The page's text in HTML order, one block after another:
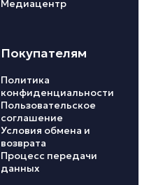
Медиацентр
Покупателям
Политика
конфиденциальности
Пользовательское
соглашение
Условия обмена и
возврата
Процесс передачи
данных